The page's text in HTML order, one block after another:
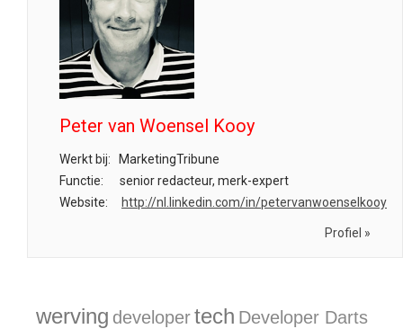
Peter van Woensel Kooy
Werkt bij:
MarketingTribune
Functie:
senior redacteur, merk-expert
Website:
http://nl.linkedin.com/in/petervanwoenselkooy
Profiel »
werving developer tech Developer Darts